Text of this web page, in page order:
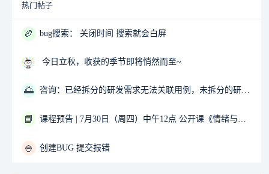
热门帖子
🏉 bug搜索： 关闭时间 搜索就会白屏
今日立秋，收获的季节即将悄然而至~
🌅 咨询：已经拆分的研发需求无法关联用例，未拆分的研发需求可以关联用例
📘 课程预告 | 7月30日（周四）中午12点 公开课《情绪与压力管理》02-Sunny 主讲
🍚 创建BUG 提交报错